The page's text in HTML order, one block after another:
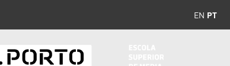
EN PT